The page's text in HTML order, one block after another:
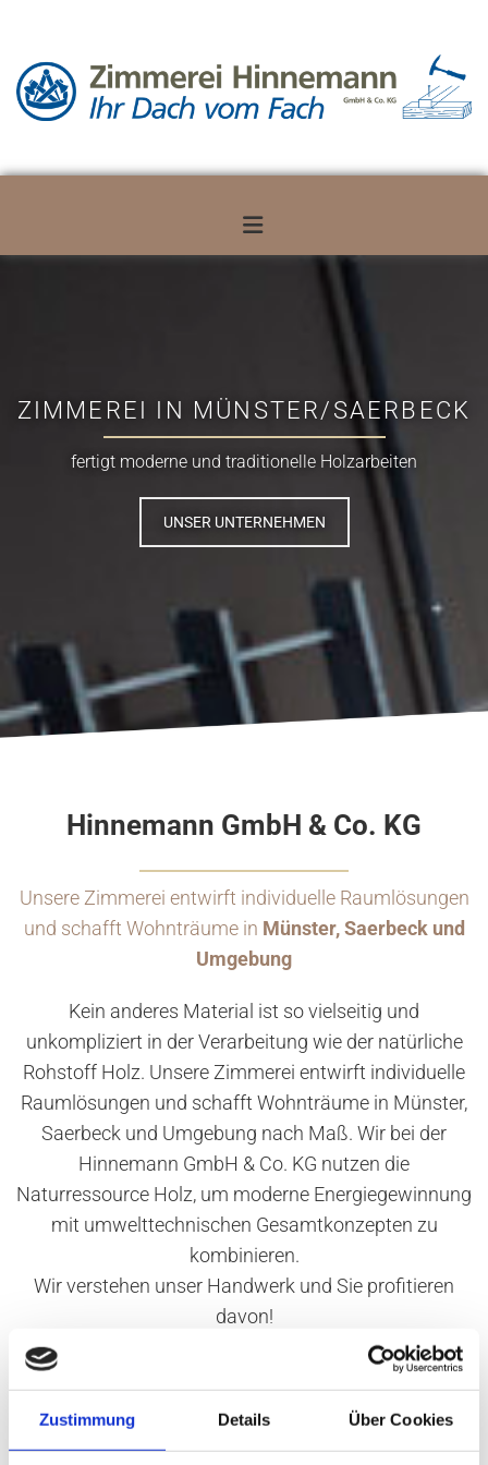
Zustimmung Details Über Cookies
ZIMMEREI IN MÜNSTER/SAERBECK
fertigt moderne und traditionelle Holzarbeiten
UNSER UNTERNEHMEN
Hinnemann GmbH & Co. KG
Unsere Zimmerei entwirft individuelle Raumlösungen
und schafft Wohnträume in Münster, Saerbeck und
Umgebung
Kein anderes Material ist so vielseitig und
unkompliziert in der Verarbeitung wie der natürliche
Rohstoff Holz. Unsere Zimmerei entwirft individuelle
Raumlösungen und schafft Wohnträume in Münster,
Saerbeck und Umgebung nach Maß. Wir bei der
Hinnemann GmbH & Co. KG nutzen die
Naturressource Holz, um moderne Energiegewinnung
mit umwelttechnischen Gesamtkonzepten zu
kombinieren.
Wir verstehen unser Handwerk und Sie profitieren
davon!
umfangreichen Lagerbestand und einem
qualifizierten Team, sind wir schnell vor Ort und